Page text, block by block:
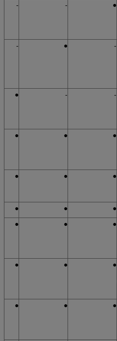
●
-
-
-
●
-
-
-
●
●
●
●
●
●
●
●
●
●
●
●
●
●
●
●
●
●
●